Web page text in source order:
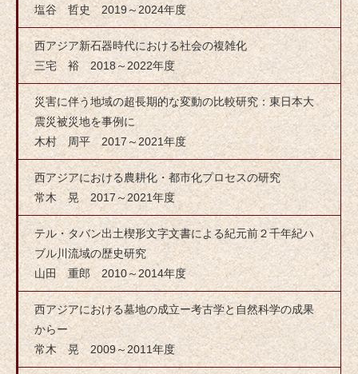
塩谷 哲史 2019～2024年度
西アジア新石器時代における社会の複雑化
三宅 裕 2018～2022年度
災害に伴う地域の超長期的な変動の比較研究：東日本大
震災被災地を事例に
木村 周平 2017～2021年度
西アジアにおける農耕化・都市化プロセスの研究
常木 晃 2017～2021年度
テル・タバン出土楔形文字文書による紀元前２千年紀ハ
ブル川流域の歴史研究
山田 重郎 2010～2014年度
西アジアにおける墓地の成立ー考古学と自然科学の成果
からー
常木 晃 2009～2011年度